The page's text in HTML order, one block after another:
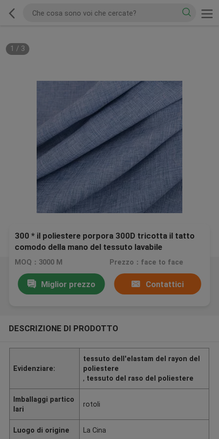
1 / 3
300 * il poliestere porpora 300D tricotta il tatto
comodo della mano del tessuto lavabile
MOQ：3000 M Prezzo：face to face
Miglior prezzo Contattici
DESCRIZIONE DI PRODOTTO
Evidenziare:
tessuto dell'elastam del rayon del
poliestere
, tessuto del raso del poliestere
Imballaggi partico
lari
rotoli
Luogo di origine La Cina